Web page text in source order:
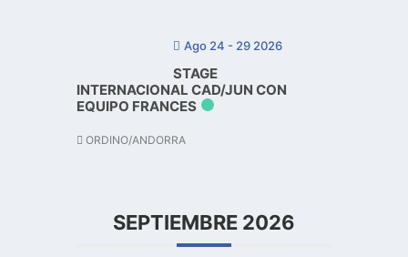
Ago 24 - 29 2026
STAGE
INTERNACIONAL CAD/JUN CON
EQUIPO FRANCES
ORDINO/ANDORRA
SEPTIEMBRE 2026